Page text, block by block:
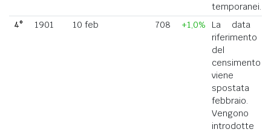
temporanei.
4°
1901 10 feb 708 +1,0%
La data di
riferimento
del
censimento
viene
spostata a
febbraio.
Vengono
introdotte